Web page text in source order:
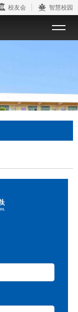
校友会 智慧校园